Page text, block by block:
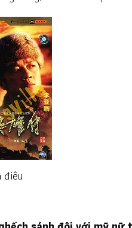
điêu